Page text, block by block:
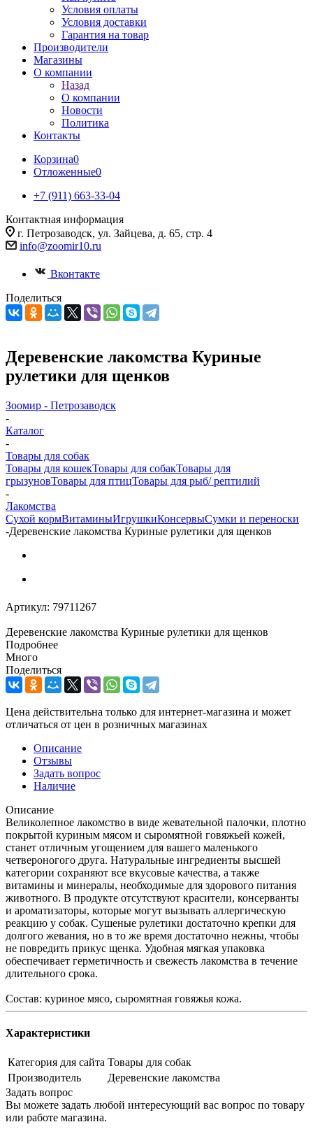
Условия оплаты
Условия доставки
Гарантия на товар
Производители
Магазины
О компании
Назад
О компании
Новости
Политика
Контакты
Корзина0
Отложенные0
+7 (911) 663-33-04
Контактная информация
г. Петрозаводск, ул. Зайцева, д. 65, стр. 4
info@zoomir10.ru
Вконтакте
Поделиться
Деревенские лакомства Куриные
рулетики для щенков
Зоомир - Петрозаводск
-
Каталог
-
Товары для собак
Товары для кошекТовары для собакТовары для
грызуновТовары для птицТовары для рыб/ рептилий
-
Лакомства
Cухой кормВитаминыИгрушкиКонсервыСумки и переноски
-Деревенские лакомства Куриные рулетики для щенков
Артикул: 79711267
Деревенские лакомства Куриные рулетики для щенков
Подробнее
Много
Поделиться
Цена действительна только для интернет-магазина и может
отличаться от цен в розничных магазинах
Описание
Отзывы
Задать вопрос
Наличие
Описание
Великолепное лакомство в виде жевательной палочки, плотно
покрытой куриным мясом и сыромятной говяжьей кожей,
станет отличным угощением для вашего маленького
четвероногого друга. Натуральные ингредиенты высшей
категории сохраняют все вкусовые качества, а также
витамины и минералы, необходимые для здорового питания
животного. В продукте отсутствуют красители, консерванты
и ароматизаторы, которые могут вызывать аллергическую
реакцию у собак. Сушеные рулетики достаточно крепки для
долгого жевания, но в то же время достаточно нежны, чтобы
не повредить прикус щенка. Удобная мягкая упаковка
обеспечивает герметичность и свежесть лакомства в течение
длительного срока.
Состав: куриное мясо, сыромятная говяжья кожа.
Характеристики
Категория для сайта Товары для собак
Производитель
Деревенские лакомства
Задать вопрос
Вы можете задать любой интересующий вас вопрос по товару
или работе магазина.